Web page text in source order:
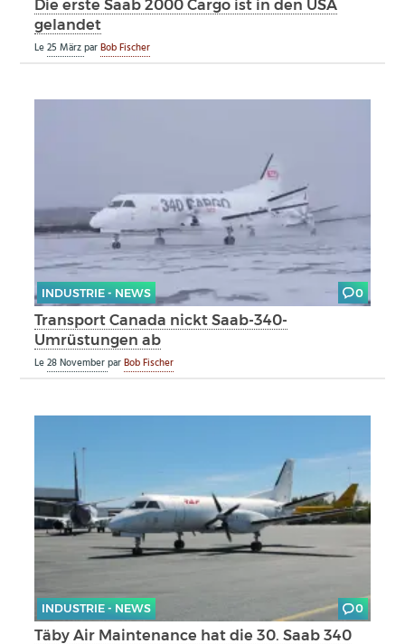
Die erste Saab 2000 Cargo ist in den USA
gelandet
Le25 MärzparBob Fischer
INDUSTRIE - NEWS 0
Transport Canada nickt Saab-340-
Umrüstungen ab
Le28 NovemberparBob Fischer
INDUSTRIE - NEWS 0
Täby Air Maintenance hat die 30. Saab 340